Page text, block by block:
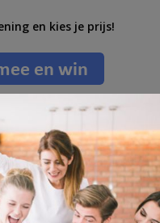
en kies je prijs!
tariefcheck, whirpool spa
energie